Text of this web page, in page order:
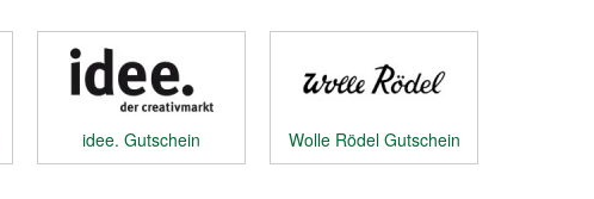
idee. Gutschein Wolle Rödel Gutschein